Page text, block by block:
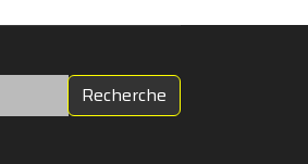
Recherche